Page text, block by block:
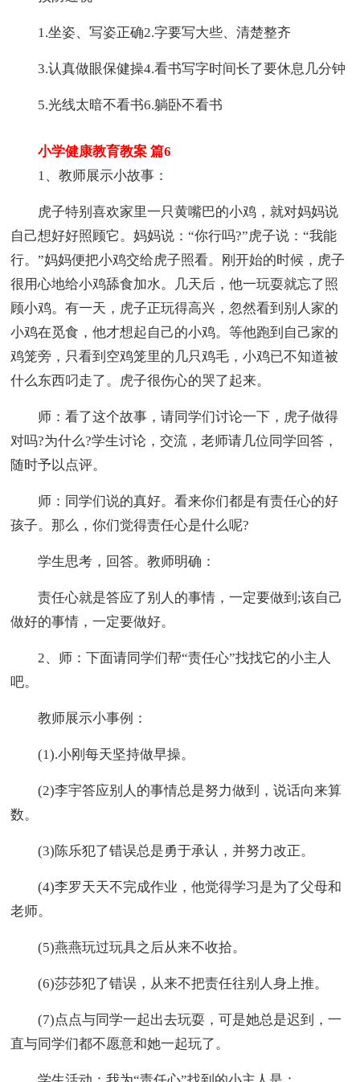
1.坐姿、写姿正确2.字要写大些、清楚整齐
3.认真做眼保健操4.看书写字时间长了要休息几分钟
5.光线太暗不看书6.躺卧不看书
小学健康教育教案 篇6
1、教师展示小故事：
虎子特别喜欢家里一只黄嘴巴的小鸡，就对妈妈说
自己想好好照顾它。妈妈说：“你行吗?”虎子说：“我能
行。”妈妈便把小鸡交给虎子照看。刚开始的时候，虎子
很用心地给小鸡舔食加水。几天后，他一玩耍就忘了照
顾小鸡。有一天，虎子正玩得高兴，忽然看到别人家的
小鸡在觅食，他才想起自己的小鸡。等他跑到自己家的
鸡笼旁，只看到空鸡笼里的几只鸡毛，小鸡已不知道被
什么东西叼走了。虎子很伤心的哭了起来。
师：看了这个故事，请同学们讨论一下，虎子做得
对吗?为什么?学生讨论，交流，老师请几位同学回答，
随时予以点评。
师：同学们说的真好。看来你们都是有责任心的好
孩子。那么，你们觉得责任心是什么呢?
学生思考，回答。教师明确：
责任心就是答应了别人的事情，一定要做到;该自己
做好的事情，一定要做好。
2、师：下面请同学们帮“责任心”找找它的小主人
吧。
教师展示小事例：
(1).小刚每天坚持做早操。
(2)李宇答应别人的事情总是努力做到，说话向来算
数。
(3)陈乐犯了错误总是勇于承认，并努力改正。
(4)李罗天天不完成作业，他觉得学习是为了父母和
老师。
(5)燕燕玩过玩具之后从来不收拾。
(6)莎莎犯了错误，从来不把责任往别人身上推。
(7)点点与同学一起出去玩耍，可是她总是迟到，一
直与同学们都不愿意和她一起玩了。